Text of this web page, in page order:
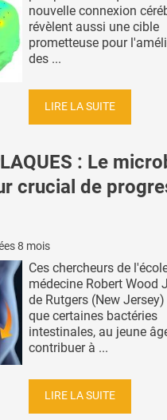
nouvelle connexion
révèlent aussi une cible
prometteuse pour
des ...
LIRE LA SUITE
: Le
crucial de
8 mois
Ces chercheurs de
médecine Robert Wood
de Rutgers (New
que certaines bactéries
intestinales, au jeune
contribuer à ...
LIRE LA SUITE